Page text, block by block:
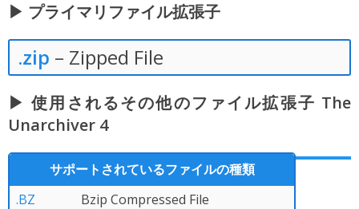
▶ プライマリファイル拡張子
.zip – Zipped File
▶ 使用されるその他のファイル拡張子 The
Unarchiver 4
サポートされているファイルの種類
.BZ
Bzip Compressed File